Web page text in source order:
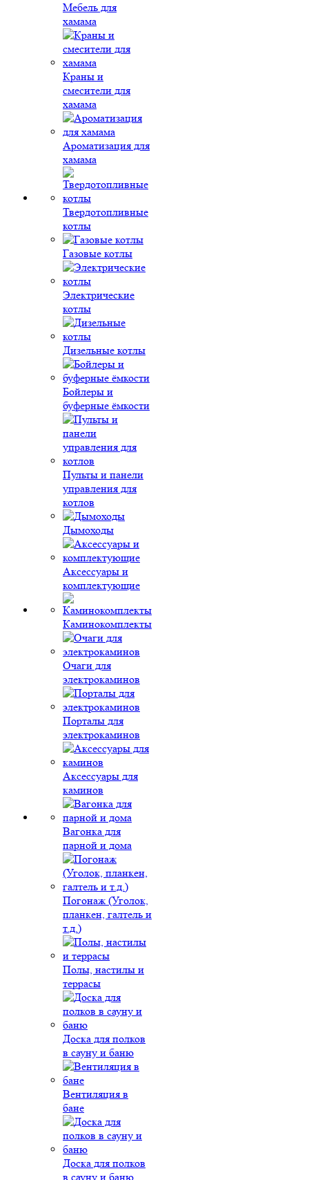
Мебель для
хамама
Краны и
смесители для
хамама
Ароматизация для
хамама
Твердотопливные
котлы
Газовые котлы
Электрические
котлы
Дизельные котлы
Бойлеры и
буферные ёмкости
Пульты и панели
управления для
котлов
Дымоходы
Аксессуары и
комплектующие
Каминокомплекты
Очаги для
электрокаминов
Порталы для
электрокаминов
Аксессуары для
каминов
Вагонка для
парной и дома
Погонаж (Уголок,
планкен, галтель и
т.д.)
Полы, настилы и
террасы
Доска для полков
в сауну и баню
Вентиляция в
бане
Доска для полков
в сауну и баню